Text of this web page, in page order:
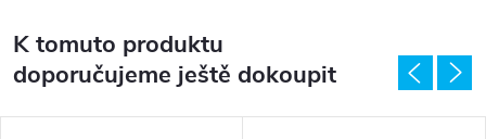
K tomuto produktu
doporučujeme ještě dokoupit